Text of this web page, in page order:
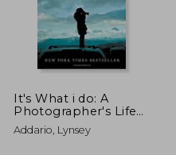
It's What i do: A
Photographer's Life
of Love and war (en
Inglés)
Addario, Lynsey